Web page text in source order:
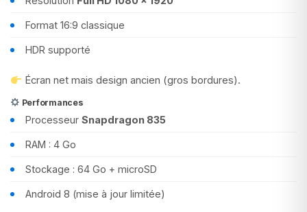
Format 16:9 classique
HDR supporté
Écran net mais design ancien (gros bordures).
Performances
Processeur Snapdragon 835
RAM : 4 Go
Stockage : 64 Go + microSD
Android 8 (mise à jour limitée)